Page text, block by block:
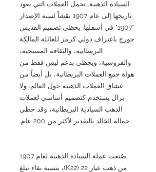
السيادة الذهبية. تحمل العملات التي يعود
تاريخها إلى عام 1907 نقشاً لسنة الإصدار
"1907" في أسفلها. يحظى تصميم القديس
جورج باعتراف دولي كرمز للعائلة المالكة
البريطانية، والثقافة المسيحية،
والفروسية، ويحظى بدعم ليس فقط من
هواة جمع العملات البريطانية، بل أيضاً من
عشاق العملات الذهبية حول العالم. ولا
يزال يستخدم كتصميم أساسي لعملات
الذهب السيادية البريطانية، وقد حظي
جماله الخالد بالتقدير لأكثر من 200 عام.
صُنعت عملة السيادة الذهبية لعام 1907
من ذهب عيار 22 (K22)، بنسبة نقاء تبلغ